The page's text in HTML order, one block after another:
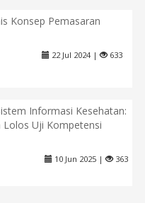
Konsep Pemasaran
22 Jul 2024 | 633
Informasi Kesehatan:
Lolos Uji Kompetensi
10 Jun 2025 | 363